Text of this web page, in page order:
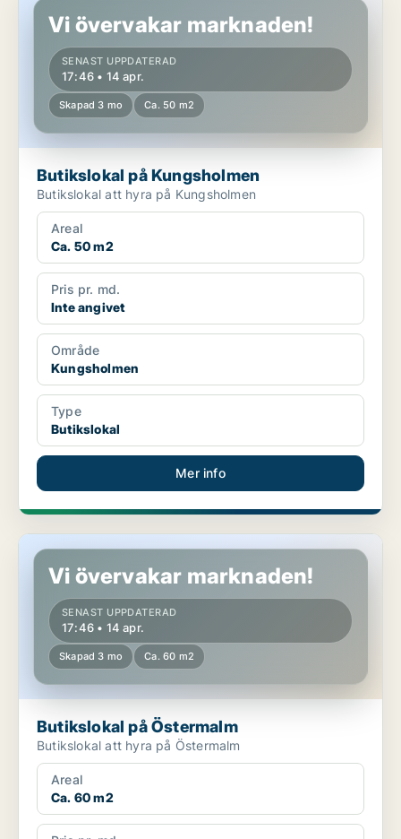
Vi övervakar marknaden!
SENAST UPPDATERAD
17:46 • 14 apr.
Skapad 3 mo Ca. 50 m2
Butikslokal på Kungsholmen
Butikslokal att hyra på Kungsholmen
Areal
Ca. 50 m2
Pris pr. md.
Inte angivet
Område
Kungsholmen
Type
Butikslokal
Mer info
Butikslokal på Östermalm
Vi övervakar marknaden!
SENAST UPPDATERAD
17:46 • 14 apr.
Skapad 3 mo Ca. 60 m2
Butikslokal på Östermalm
Butikslokal att hyra på Östermalm
Areal
Ca. 60 m2